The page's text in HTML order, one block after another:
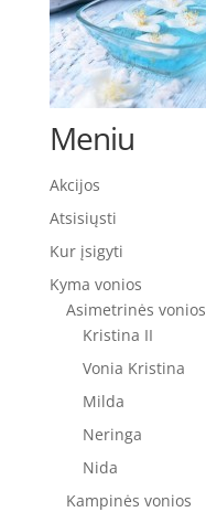
Meniu
Akcijos
Atsisiųsti
Kur įsigyti
Kyma vonios
Asimetrinės vonios
Kristina II
Vonia Kristina
Milda
Neringa
Nida
Kampinės vonios